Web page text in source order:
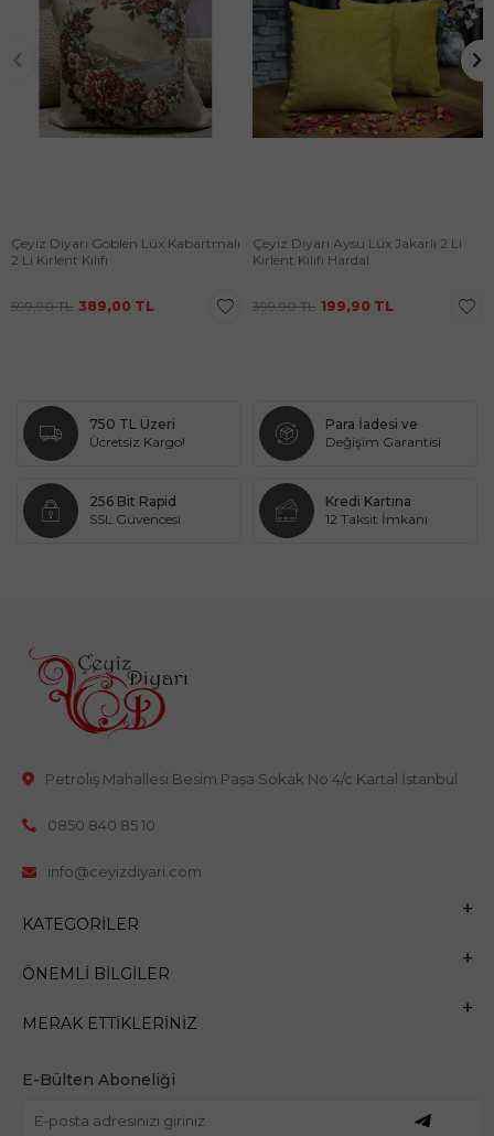
Çeyiz Diyarı Goblen Lüx Kabartmalı
2 Li Kırlent Kılıfı
599,90TL 389,00 TL
Çeyiz Diyarı Aysu Lüx Jakarlı 2 Li
Kırlent Kılıfı Hardal
399,90TL 199,90 TL
750 TL Üzeri
Ücretsiz Kargo!
Para İadesi ve
Değişim Garantisi
256 Bit Rapid
SSL Güvencesi
Kredi Kartına
12 Taksit İmkanı
Petroliş Mahallesi Besim Paşa Sokak No 4/c Kartal İstanbul
0850 840 85 10
info@ceyizdiyari.com
KATEGORILER
ÖNEMLI BILGILER
MERAK ETTIKLERINIZ
E-Bülten Aboneliği